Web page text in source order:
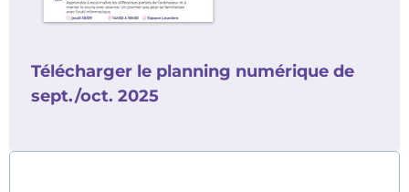
Télécharger le planning numérique de
sept./oct. 2025